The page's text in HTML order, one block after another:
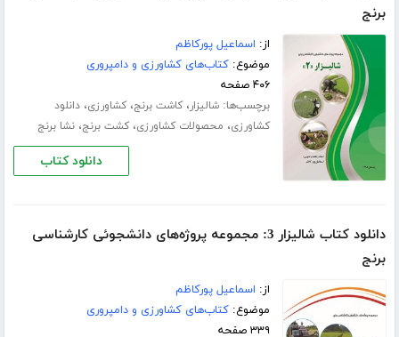
برنج
از: اسماعیل پورکاظم
موضوع:کتاب‌های کشاورزی و دامپروری
۴۰۶ صفحه
برچسب‌ها:شالیزار،کاشت برنج،کشاورزی،دانلود
کشاورزی، محصولات کشاورزی،کشت برنج،نشا برنج
دانلود کتاب
دانلود کتاب شالیزار 3: مجموعه پروژه‌های دانشجوئی کارشناسی
برنج
از: اسماعیل پورکاظم
موضوع:کتاب‌های کشاورزی و دامپروری
۳۳۹ صفحه